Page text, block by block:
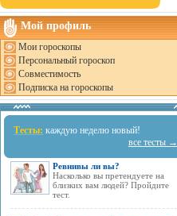
Мой профиль
Мои гороскопы
Персональный гороскоп
Совместимость
Подписка на гороскопы
Тесты: каждую неделю новый!
все тесты →
Ревнивы ли вы?
Насколько вы претендуете на
близких вам людей? Пройдите
тест.